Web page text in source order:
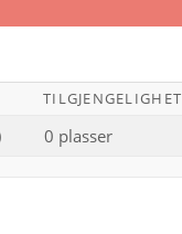
TILGJENGELIGHET
0 plasser